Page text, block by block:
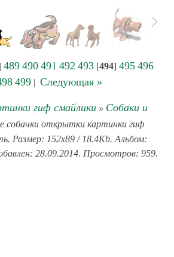
489 490 491 492 493[494] 495 496
499 | Следующая »
гиф смайлики » Собаки и
собачки открытки картинки гиф
Размер: 152x89 / 18.4Kb. Альбом:
28.09.2014. Просмотров: 959.